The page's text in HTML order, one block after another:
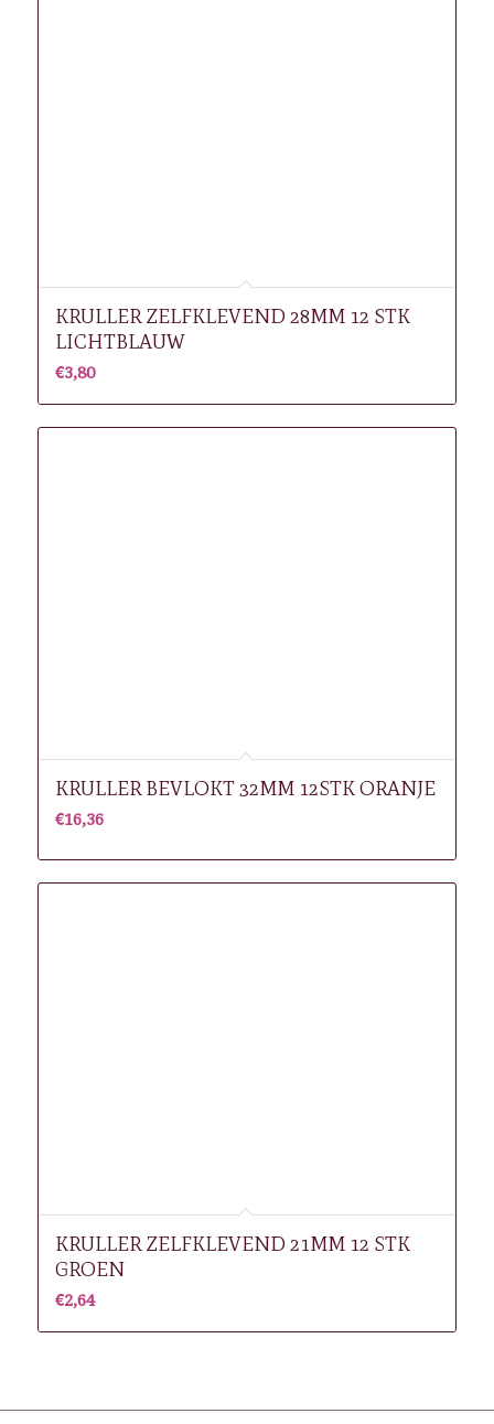
KRULLER ZELFKLEVEND 28MM 12 STK
LICHTBLAUW
€3,80
KRULLER BEVLOKT 32MM 12STK ORANJE
€16,36
KRULLER ZELFKLEVEND 21MM 12 STK
GROEN
€2,64